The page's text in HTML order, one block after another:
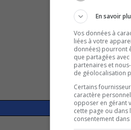
En savoir
Vos données à
liées à votre
données) pourront
que partagées
partenaires et
de géolocalisation
Certains
caractère
opposer en gérant
cette page ou
consentement